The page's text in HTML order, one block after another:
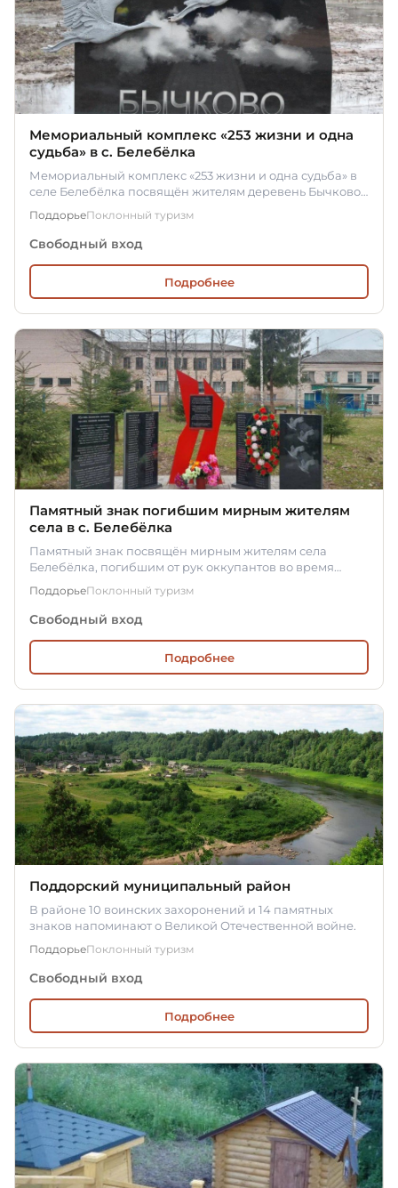
Мемориальный комплекс «253 жизни и одна
судьба» в c. Белебёлка
Мемориальный комплекс «253 жизни и одна судьба» в
селе Белебёлка посвящён жителям деревень Бычково
ПоддорьеПоклонный туризм
Свободный вход
Подробнее
Памятный знак погибшим мирным жителям
села в c. Белебёлка
Памятный знак посвящён мирным жителям села
Белебёлка, погибшим от рук оккупантов во время
ПоддорьеПоклонный туризм
Свободный вход
Подробнее
Поддорский муниципальный район
В районе 10 воинских захоронений и 14 памятных
знаков напоминают о Великой Отечественной войне.
ПоддорьеПоклонный туризм
Свободный вход
Подробнее